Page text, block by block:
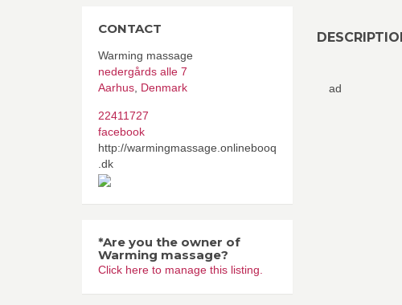
ad
CONTACT
Warming massage
nedergårds alle 7
Aarhus Denmark
22411727
facebook
http://warmingmassage.onlinebooq
.dk
*Are you the owner of
Warming massage?
Click here to manage this listing.